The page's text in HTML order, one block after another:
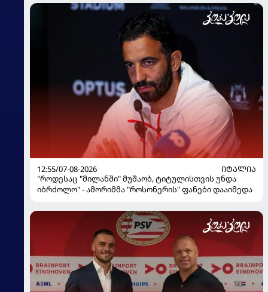
12:55/07-08-2026
ᲘᲢᲐᲚᲘᲐ
"როდესაც "მილანში" მუშაობ, ტიტულისთვის უნდა
იბრძოლო" - ამორიმმა "როსონერის" ფანები დააიმედა